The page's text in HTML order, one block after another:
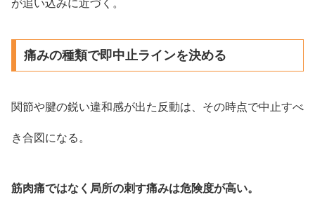
が追い込みに近づく。
痛みの種類で即中止ラインを決める
関節や腱の鋭い違和感が出た反動は、その時点で中止すべ
き合図になる。
筋肉痛ではなく局所の刺す痛みは危険度が高い。